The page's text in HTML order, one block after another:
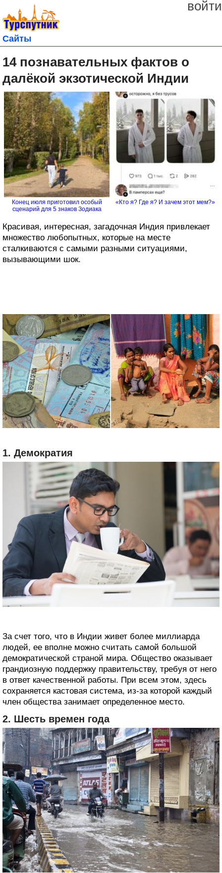
войти
Сайты
14 познавательных фактов о
далёкой экзотической Индии
Конец июля приготовил особый
сценарий для 5 знаков Зодиака
«Кто я? Где я? И зачем этот мем?»
Красивая, интересная, загадочная Индия привлекает
множество любопытных, которые на месте
сталкиваются с самыми разными ситуациями,
вызывающими шок.
1. Демократия
За счет того, что в Индии живет более миллиарда
людей, ее вполне можно считать самой большой
демократической страной мира. Общество оказывает
грандиозную поддержку правительству, требуя от него
в ответ качественной работы. При всем этом, здесь
сохраняется кастовая система, из-за которой каждый
член общества занимает определенное место.
2. Шесть времен года